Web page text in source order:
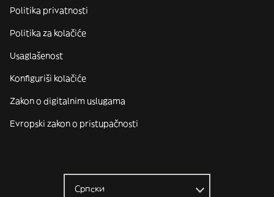
Politika privatnosti
Politika za kolačiće
Usaglašenost
Konfiguriši kolačiće
Zakon o digitalnim uslugama
Evropski zakon o pristupačnosti